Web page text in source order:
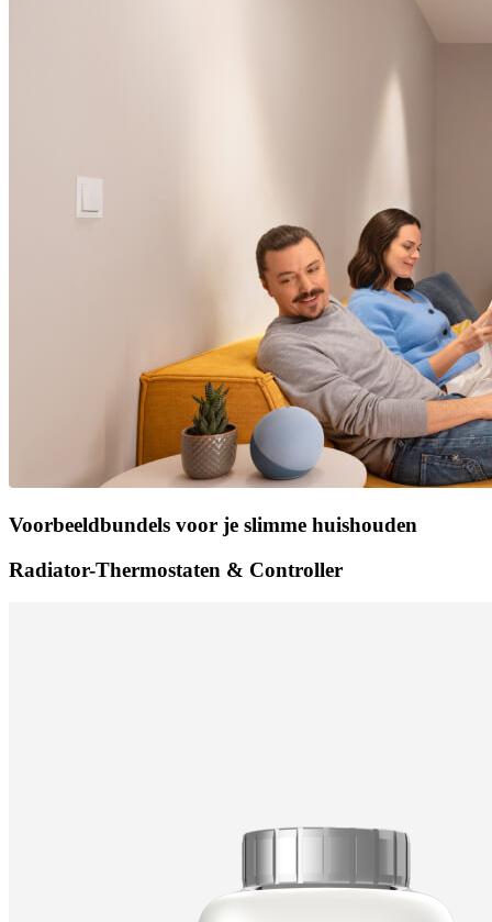
Voorbeeldbundels voor je slimme huishouden
Radiator-Thermostaten & Controller